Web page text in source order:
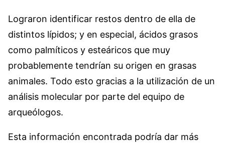
Lograron identificar restos dentro de ella de
distintos lípidos; y en especial, ácidos grasos
como palmíticos y esteáricos que muy
probablemente tendrían su origen en grasas
animales. Todo esto gracias a la utilización de un
análisis molecular por parte del equipo de
arqueólogos.
Esta información encontrada podría dar más